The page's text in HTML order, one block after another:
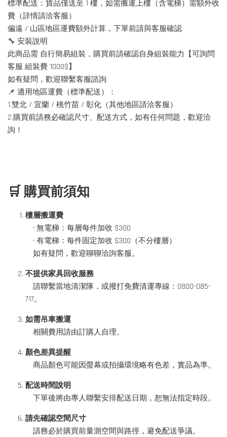
標準配送：貨品僅送至 1 樓，如需搬運上樓（含電梯）需額外收
費（詳情請洽客服）
偏遠 / 山區地區運費額外計算，下單前請與客服確認
🔧 安裝說明
此商品需 自行簡易組裝，購買前請確認自身組裝能力【可詢問
客服 組裝費 1000$】
如有疑問，歡迎聯繫客服諮詢
📌 適用地區運費（標準配送）：
1.雙北 / 宜蘭 / 桃竹苗 / 彰化（其他地區請洽客服）
2.購買前請務必確認尺寸、配送方式，如有任何問題，歡迎洽
詢！
🛒 購買前須知
樓層搬運費
• 無電梯：每層每件加收 $300
• 有電梯：每件固定加收 $300（不分樓層）
如有疑問，歡迎聊聊洽詢客服。
不提供家具回收服務
請聯繫當地清潔隊，或撥打免費清運專線：0800-085-
717。
如需吊車搬運
相關費用請由訂購人自理。
顏色差異提醒
商品顏色可能因螢幕或拍攝環境略有色差，實品為準。
配送時間說明
下單後將由專人聯繫安排配送日期，恕無法指定時段。
請先確認空間尺寸
請務必於購買前量測空間與路徑，避免配送爭議。